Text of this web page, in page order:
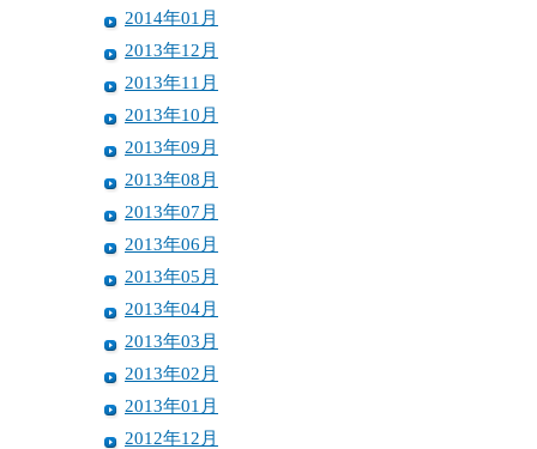
2014年01月
2013年12月
2013年11月
2013年10月
2013年09月
2013年08月
2013年07月
2013年06月
2013年05月
2013年04月
2013年03月
2013年02月
2013年01月
2012年12月